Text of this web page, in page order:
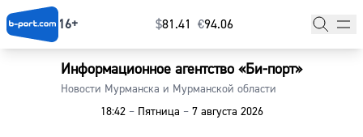
16+ $⁠81.41 €⁠94.06
Информационное агентство «Би-порт»
Новости Мурманска и Мурманской области
18:42 –Пятница –7 августа 2026
Главная